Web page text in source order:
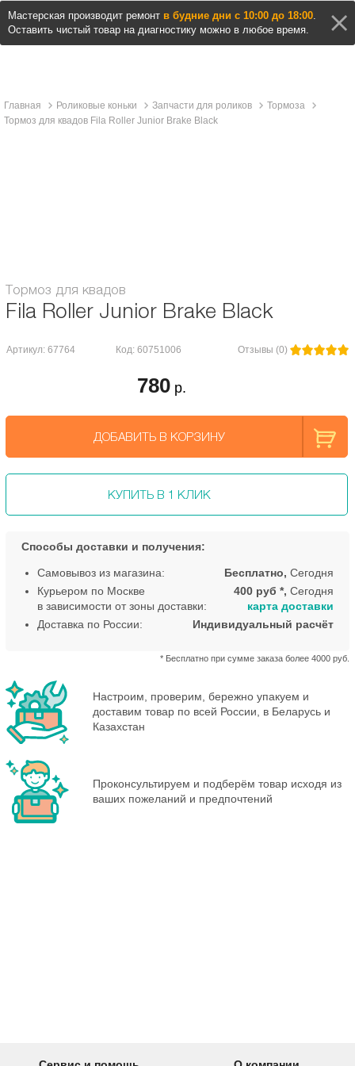
Мастерская производит ремонт в будние дни с 10:00 до 18:00.
Оставить чистый товар на диагностику можно в любое время.
Главная Роликовые коньки Запчасти для роликов
Тормоза
Тормоз для квадов Fila Roller Junior Brake Black
Тормоз для квадов
Fila Roller Junior Brake Black
Артикул: 67764 Код: 60751006 Отзывы (0)
780 р.
ДОБАВИТЬ В КОРЗИНУ
КУПИТЬ В 1 КЛИК
Способы доставки и получения:
Самовывоз из магазина: Бесплатно, Сегодня
Курьером по Москве
в зависимости от зоны доставки:
400 руб *, Сегодня
* Бесплатно при сумме заказа более 4000 руб.
карта доставки
Доставка по России:
Индивидуальный расчёт
Настроим, проверим, бережно упакуем и
доставим товар по всей России, в Беларусь и
Казахстан
Проконсультируем и подберём товар исходя из
ваших пожеланий и предпочтений